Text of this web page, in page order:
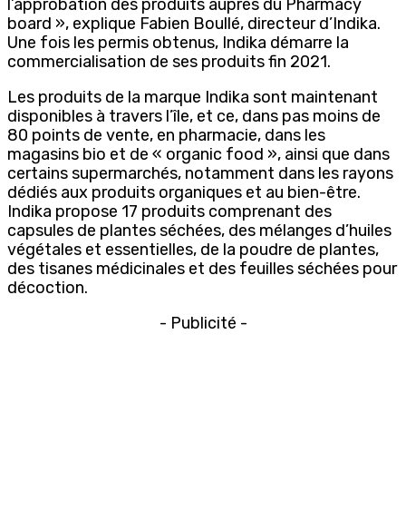
l’approbation des produits auprès du Pharmacy
board », explique Fabien Boullé, directeur d’Indika.
Une fois les permis obtenus, Indika démarre la
commercialisation de ses produits fin 2021.
Les produits de la marque Indika sont maintenant
disponibles à travers l’île, et ce, dans pas moins de
80 points de vente, en pharmacie, dans les
magasins bio et de « organic food », ainsi que dans
certains supermarchés, notamment dans les rayons
dédiés aux produits organiques et au bien-être.
Indika propose 17 produits comprenant des
capsules de plantes séchées, des mélanges d’huiles
végétales et essentielles, de la poudre de plantes,
des tisanes médicinales et des feuilles séchées pour
décoction.
- Publicité -